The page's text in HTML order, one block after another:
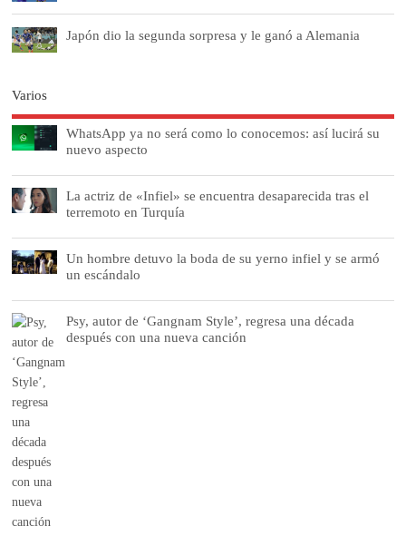
Japón dio la segunda sorpresa y le ganó a Alemania
Varios
WhatsApp ya no será como lo conocemos: así lucirá su
nuevo aspecto
La actriz de «Infiel» se encuentra desaparecida tras el
terremoto en Turquía
Un hombre detuvo la boda de su yerno infiel y se armó
un escándalo
Psy, autor de ‘Gangnam Style’, regresa una década
después con una nueva canción